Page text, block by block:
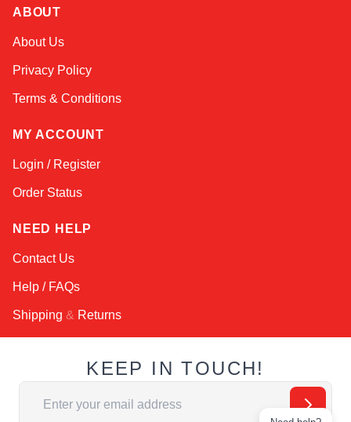
ABOUT
About Us
Privacy Policy
Terms & Conditions
MY ACCOUNT
Login / Register
Order Status
NEED HELP
Contact Us
Help / FAQs
Shipping & Returns
KEEP IN TOUCH!
Email Address